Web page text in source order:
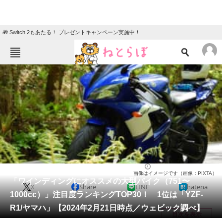
🎁 Switch 2もあたる！ プレゼントキャンペーン実施中！
ねとらぼメニュー
TOP ニュース
エンタメ クイズ
グルメ 地域
住まい 教育・育児
動物 リサーチ
会員記事
メディア
「ワインディングにオススメの大型バイク（751〜
1000cc）」注目度ランキングTOP30！ 1位は「YZF-
R1/ヤマハ」【2024年2月21日時点／ウェビック調べ】
画像はイメージです（画像：PIXTA）
X Share LINE hatena
目次を表示